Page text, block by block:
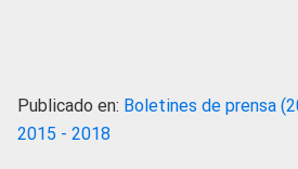
Publicado en: Boletines de prensa
2015 - 2018